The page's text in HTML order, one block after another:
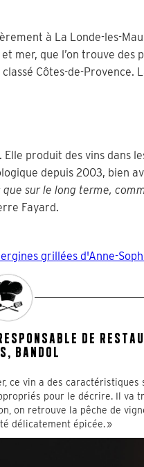
à La Londe-les-
mer, que l’on trouve des
Côtes-de-Provence.
produit des vins dans
depuis 2003, bien
sur le long terme,
Fayard.
grillées d'Anne-
DE
BANDOL
ce vin a des caractéristiques
pour le décrire. Il va
on retrouve la pêche de
délicatement épicée. »